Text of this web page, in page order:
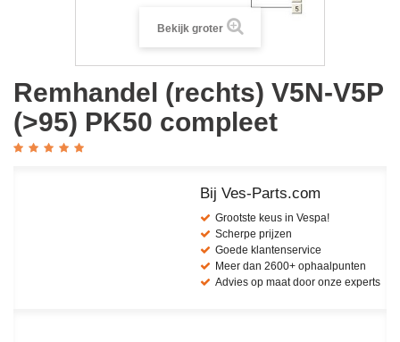
Bekijk groter
Remhandel (rechts) V5N-V5P
(>95) PK50 compleet
Bij Ves-Parts.com
Grootste keus in Vespa!
Scherpe prijzen
Goede klantenservice
Meer dan 2600+ ophaalpunten
Advies op maat door onze experts